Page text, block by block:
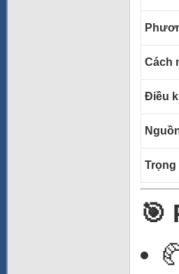
Cách
Điều
🎯